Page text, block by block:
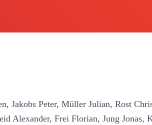
Jakobs Peter, Müller Julian, Rost
Alexander, Frei Florian, Jung Jonas,